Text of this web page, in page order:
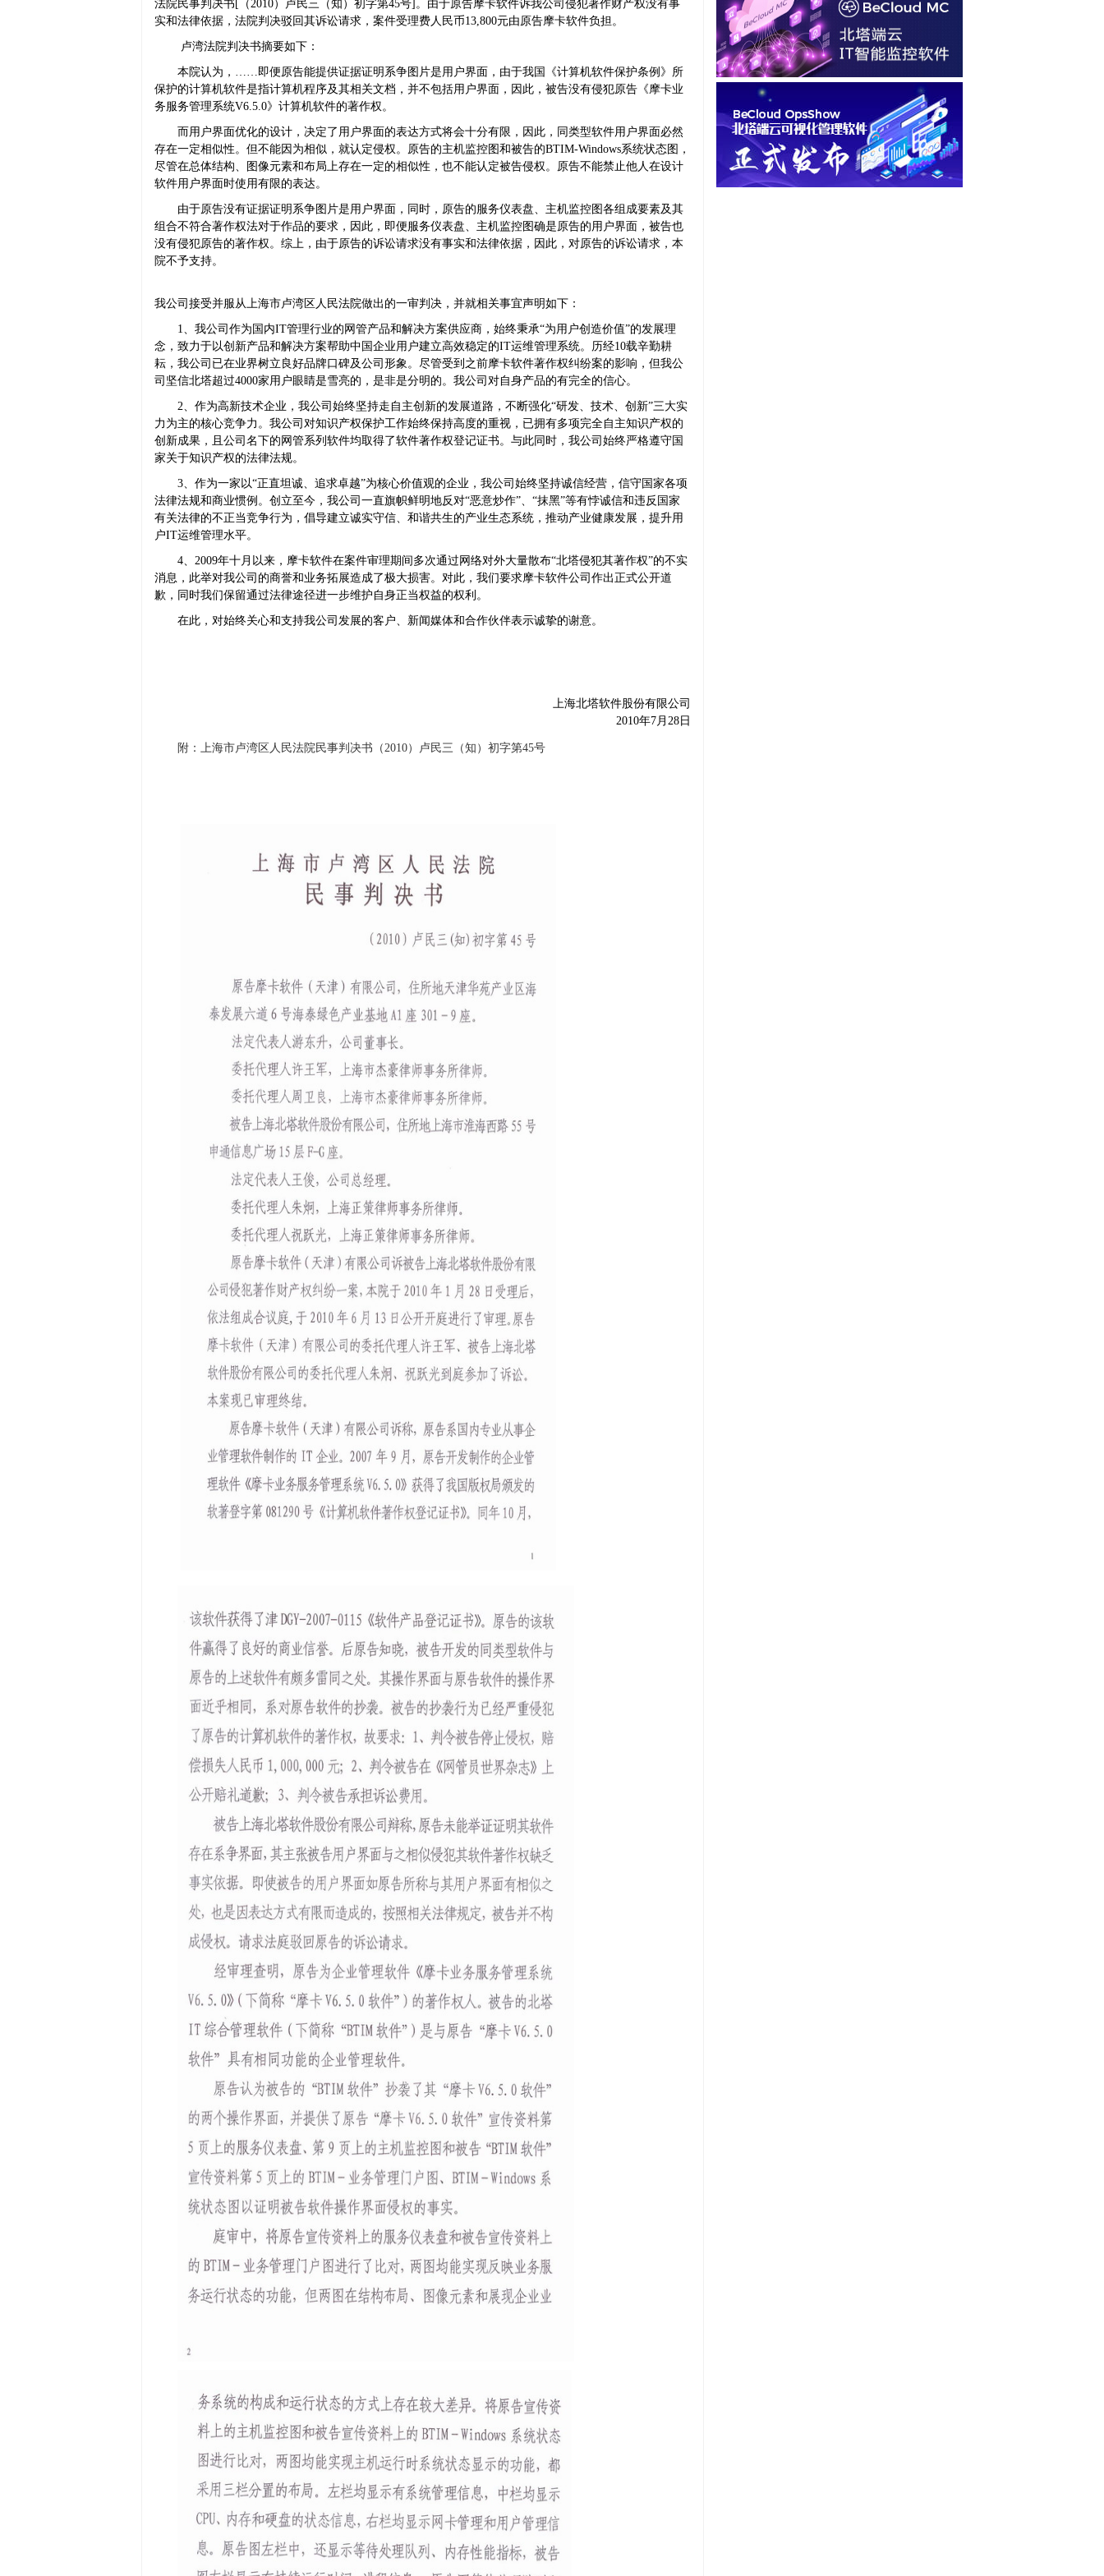
法院民事判决书[（2010）卢民三（知）初字第45号]。由于原告摩卡软件诉我公司侵犯著作财产权没有事
实和法律依据，法院判决驳回其诉讼请求，案件受理费人民币13,800元由原告摩卡软件负担。
卢湾法院判决书摘要如下：
本院认为，……即便原告能提供证据证明系争图片是用户界面，由于我国《计算机软件保护条例》所
保护的计算机软件是指计算机程序及其相关文档，并不包括用户界面，因此，被告没有侵犯原告《摩卡业
务服务管理系统V6.5.0》计算机软件的著作权。
而用户界面优化的设计，决定了用户界面的表达方式将会十分有限，因此，同类型软件用户界面必然
存在一定相似性。但不能因为相似，就认定侵权。原告的主机监控图和被告的BTIM-Windows系统状态图，
尽管在总体结构、图像元素和布局上存在一定的相似性，也不能认定被告侵权。原告不能禁止他人在设计
软件用户界面时使用有限的表达。
由于原告没有证据证明系争图片是用户界面，同时，原告的服务仪表盘、主机监控图各组成要素及其
组合不符合著作权法对于作品的要求，因此，即便服务仪表盘、主机监控图确是原告的用户界面，被告也
没有侵犯原告的著作权。综上，由于原告的诉讼请求没有事实和法律依据，因此，对原告的诉讼请求，本
院不予支持。
我公司接受并服从上海市卢湾区人民法院做出的一审判决，并就相关事宜声明如下：
1、我公司作为国内IT管理行业的网管产品和解决方案供应商，始终秉承“为用户创造价值”的发展理
念，致力于以创新产品和解决方案帮助中国企业用户建立高效稳定的IT运维管理系统。历经10载辛勤耕
耘，我公司已在业界树立良好品牌口碑及公司形象。尽管受到之前摩卡软件著作权纠纷案的影响，但我公
司坚信北塔超过4000家用户眼睛是雪亮的，是非是分明的。我公司对自身产品的有完全的信心。
2、作为高新技术企业，我公司始终坚持走自主创新的发展道路，不断强化“研发、技术、创新”三大实
力为主的核心竞争力。我公司对知识产权保护工作始终保持高度的重视，已拥有多项完全自主知识产权的
创新成果，且公司名下的网管系列软件均取得了软件著作权登记证书。与此同时，我公司始终严格遵守国
家关于知识产权的法律法规。
3、作为一家以“正直坦诚、追求卓越”为核心价值观的企业，我公司始终坚持诚信经营，信守国家各项
法律法规和商业惯例。创立至今，我公司一直旗帜鲜明地反对“恶意炒作”、“抹黑”等有悖诚信和违反国家
有关法律的不正当竞争行为，倡导建立诚实守信、和谐共生的产业生态系统，推动产业健康发展，提升用
户IT运维管理水平。
4、2009年十月以来，摩卡软件在案件审理期间多次通过网络对外大量散布“北塔侵犯其著作权”的不实
消息，此举对我公司的商誉和业务拓展造成了极大损害。对此，我们要求摩卡软件公司作出正式公开道
歉，同时我们保留通过法律途径进一步维护自身正当权益的权利。
在此，对始终关心和支持我公司发展的客户、新闻媒体和合作伙伴表示诚挚的谢意。
上海北塔软件股份有限公司
2010年7月28日
附：上海市卢湾区人民法院民事判决书（2010）卢民三（知）初字第45号